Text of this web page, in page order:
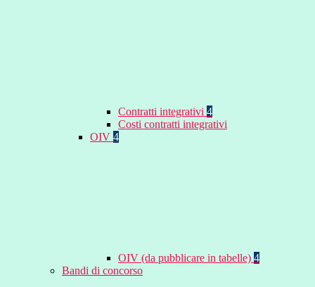
Contratti integrativi 4
Costi contratti integrativi
OIV 4
OIV (da pubblicare in tabelle) 4
Bandi di concorso